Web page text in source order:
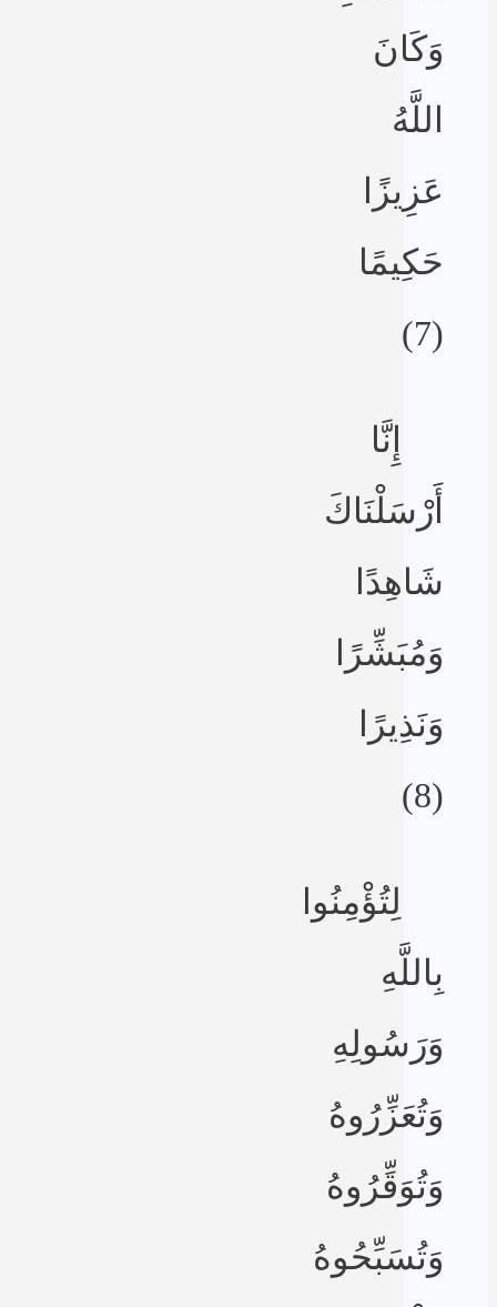
وَكَانَ
اللَّهُ
عَزِيزًا
حَكِيمًا
(7)
إِنَّا
أَرْسَلْنَاكَ
شَاهِدًا
وَمُبَشِّرًا
وَنَذِيرًا
(8)
لِتُؤْمِنُوا
بِاللَّهِ
وَرَسُولِهِ
وَتُعَزِّرُوهُ
وَتُوَقِّرُوهُ
وَتُسَبِّحُوهُ